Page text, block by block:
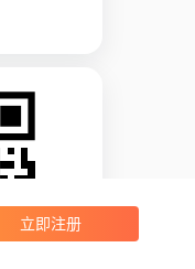
立即注册